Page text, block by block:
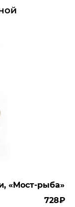
«Мост-рыба»
728₽